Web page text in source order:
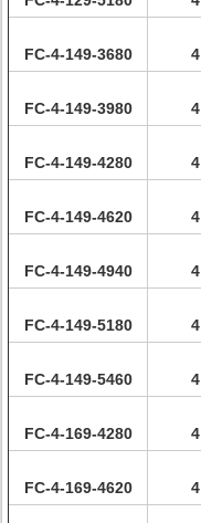
FC-4-149-3680 4
FC-4-149-3980 4
FC-4-149-4280 4
FC-4-149-4620 4
FC-4-149-4940 4
FC-4-149-5180 4
FC-4-149-5460 4
FC-4-169-4280 4
FC-4-169-4620 4